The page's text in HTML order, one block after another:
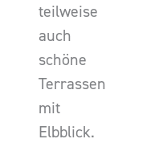
teilweise
auch
schöne
Terrassen
mit
Elbblick.